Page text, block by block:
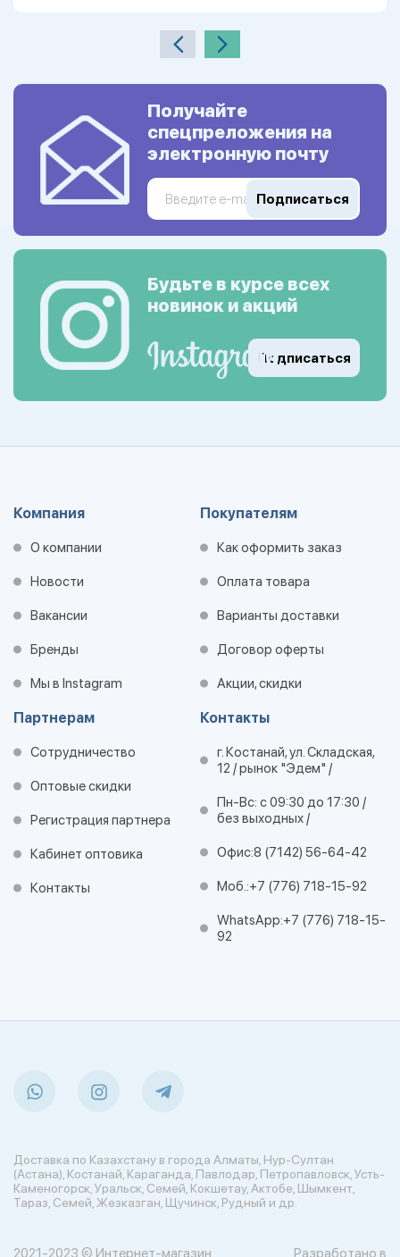
Получайте
спецпреложения на
электронную почту
Подписаться
Будьте в курсе всех
новинок и акций
Подписаться
Компания
О компании
Новости
Вакансии
Бренды
Мы в Instagram
Покупателям
Как оформить заказ
Оплата товара
Варианты доставки
Договор оферты
Акции, скидки
Партнерам
Сотрудничество
Оптовые скидки
Регистрация партнера
Кабинет оптовика
Контакты
Контакты
г. Костанай, ул. Складская,
12 / рынок "Эдем" /
Пн-Вс: с 09:30 до 17:30 /
без выходных /
Офис:8 (7142) 56-64-42
Моб.:+7 (776) 718-15-92
WhatsApp:+7 (776) 718-15-
92
Доставка по Казахстану в города Алматы, Нур-Султан
(Астана), Костанай, Караганда, Павлодар, Петропавловск, Усть-
Каменогорск, Уральск, Семей, Кокшетау, Актобе, Шымкент,
Тараз, Семей, Жезказган, Щучинск, Рудный и др.
2021-2023 © Интернет-магазин Разработано в